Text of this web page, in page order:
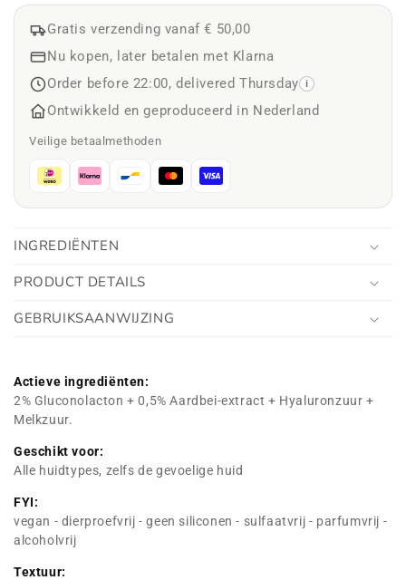
Gratis verzending vanaf € 50,00
Nu kopen, later betalen met Klarna
Order before 22:00, delivered Thursday
i
Ontwikkeld en geproduceerd in Nederland
Veilige betaalmethoden
INGREDIËNTEN
PRODUCT DETAILS
GEBRUIKSAANWIJZING
Actieve ingrediënten:
2% Gluconolacton + 0,5% Aardbei-extract + Hyaluronzuur +
Melkzuur.
Geschikt voor:
Alle huidtypes, zelfs de gevoelige huid
FYI:
vegan - dierproefvrij - geen siliconen - sulfaatvrij - parfumvrij -
alcoholvrij
Textuur: